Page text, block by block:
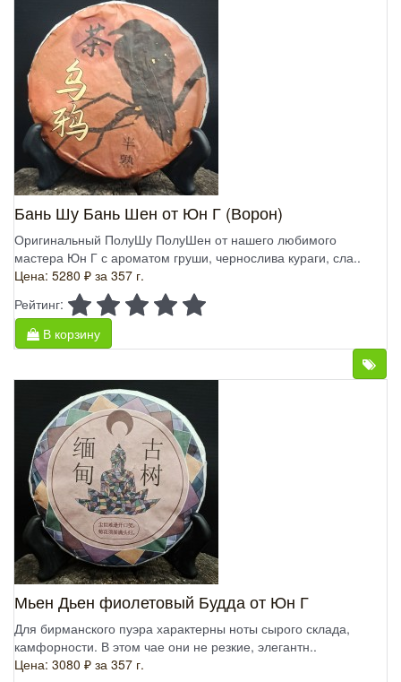
Бань Шу Бань Шен от Юн Г (Ворон)
Оригинальный ПолуШу ПолуШен от нашего любимого
мастера Юн Г с ароматом груши, чернослива кураги, сла..
Цена: 5280 ₽ за 357 г.
Рейтинг:
В корзину
Мьен Дьен фиолетовый Будда от Юн Г
Для бирманского пуэра характерны ноты сырого склада,
камфорности. В этом чае они не резкие, элегантн..
Цена: 3080 ₽ за 357 г.